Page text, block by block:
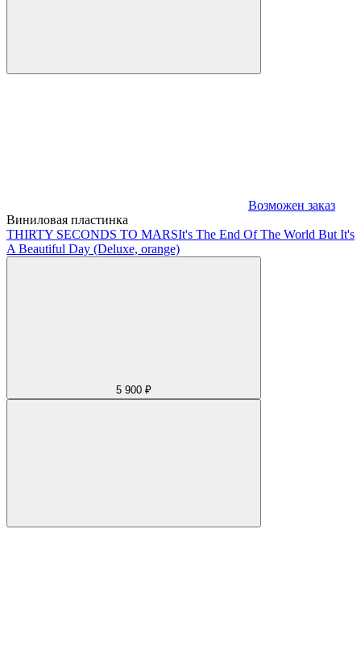
Возможен заказ
Виниловая пластинка
THIRTY SECONDS TO MARSIt's The End Of The World But It's
A Beautiful Day (Deluxe, orange)
5 900 ₽